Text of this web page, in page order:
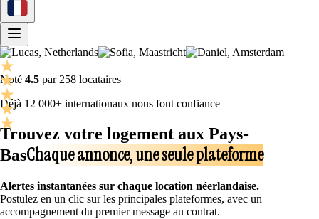
Noté 4.5 par 258 locataires
Déjà 12 000+ internationaux nous font confiance
Trouvez votre logement aux Pays-
BasChaque annonce, une seule plateforme
Alertes instantanées sur chaque location néerlandaise.
Postulez en un clic sur les principales plateformes, avec un
accompagnement du premier message au contrat.